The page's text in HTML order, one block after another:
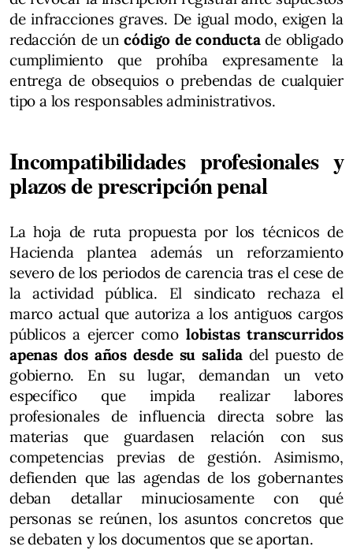
de infracciones graves. De igual modo, exigen la
redacción de uncódigo de conductade obligado
cumplimiento que prohíba expresamente la
entrega de obsequios o prebendas de cualquier
tipo a los responsables administrativos.
Incompatibilidades profesionales y
plazos de prescripción penal
La hoja de ruta propuesta por los técnicos de
Hacienda plantea además un reforzamiento
severo de los periodos de carencia tras el cese de
la actividad pública. El sindicato rechaza el
marco actual que autoriza a los antiguos cargos
públicos a ejercer comolobistas transcurridos
apenas dos años desde su salidadel puesto de
gobierno. En su lugar, demandan un veto
específico que impida realizar labores
profesionales de influencia directa sobre las
materias que guardasen relación con sus
competencias previas de gestión. Asimismo,
defienden que las agendas de los gobernantes
deban detallar minuciosamente con qué
personas se reúnen, los asuntos concretos que
se debaten y los documentos que se aportan.